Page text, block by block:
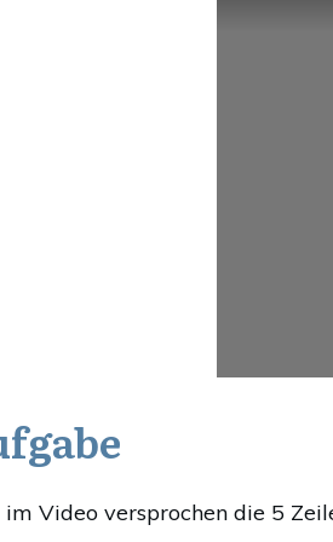
Video versprochen die 5